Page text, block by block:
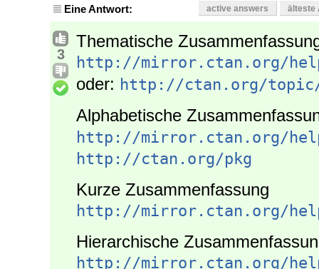
Eine Antwort: active answers älteste
3
Thematische
http://mirror.ctan.org/
oder: http://ctan.org/
Alphabetische
http://mirror.ctan.org/
http://ctan.org/pkg
Kurze Zusammenfassung
http://mirror.ctan.org/
Hierarchische
http://mirror.ctan.org/